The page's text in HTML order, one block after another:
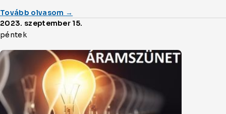
Tovább olvasom (a/az)
Babák
cikket
→
2023. szeptember 15.
péntek